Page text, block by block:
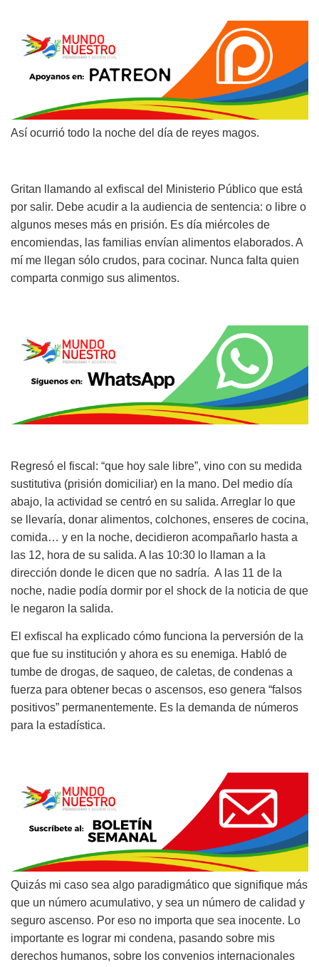
Así ocurrió todo la noche del día de reyes magos.
Gritan llamando al exfiscal del Ministerio Público que está
por salir. Debe acudir a la audiencia de sentencia: o libre o
algunos meses más en prisión. Es día miércoles de
encomiendas, las familias envían alimentos elaborados. A
mí me llegan sólo crudos, para cocinar. Nunca falta quien
comparta conmigo sus alimentos.
Regresó el fiscal: “que hoy sale libre”, vino con su medida
sustitutiva (prisión domiciliar) en la mano. Del medio día
abajo, la actividad se centró en su salida. Arreglar lo que
se llevaría, donar alimentos, colchones, enseres de cocina,
comida… y en la noche, decidieron acompañarlo hasta a
las 12, hora de su salida. A las 10:30 lo llaman a la
dirección donde le dicen que no sadría. A las 11 de la
noche, nadie podía dormir por el shock de la noticia de que
le negaron la salida.
El exfiscal ha explicado cómo funciona la perversión de la
que fue su institución y ahora es su enemiga. Habló de
tumbe de drogas, de saqueo, de caletas, de condenas a
fuerza para obtener becas o ascensos, eso genera “falsos
positivos” permanentemente. Es la demanda de números
para la estadística.
Quizás mi caso sea algo paradigmático que signifique más
que un número acumulativo, y sea un número de calidad y
seguro ascenso. Por eso no importa que sea inocente. Lo
importante es lograr mi condena, pasando sobre mis
derechos humanos, sobre los convenios internacionales